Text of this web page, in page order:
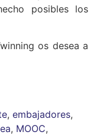
posibles los
os desea a
, embajadores,
, MOOC,